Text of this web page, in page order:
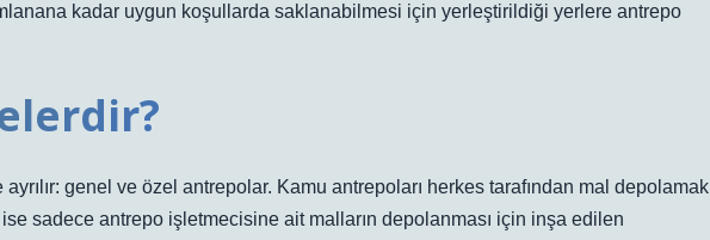
kadar uygun koşullarda saklanabilmesi için yerleştirildiği yerlere antrepo
genel ve özel antrepolar. Kamu antrepoları herkes tarafından mal depolamak
sadece antrepo işletmecisine ait malların depolanması için inşa edilen